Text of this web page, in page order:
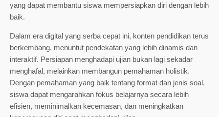
yang dapat membantu siswa mempersiapkan diri dengan lebih
baik.
Dalam era digital yang serba cepat ini, konten pendidikan terus
berkembang, menuntut pendekatan yang lebih dinamis dan
interaktif. Persiapan menghadapi ujian bukan lagi sekadar
menghafal, melainkan membangun pemahaman holistik.
Dengan pemahaman yang baik tentang format dan jenis soal,
siswa dapat mengarahkan fokus belajarnya secara lebih
efisien, meminimalkan kecemasan, dan meningkatkan